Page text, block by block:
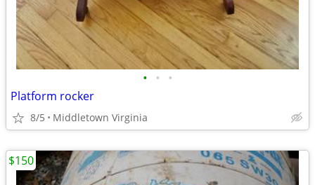
• • •
Platform rocker
8/5 Middletown Virginia
$150